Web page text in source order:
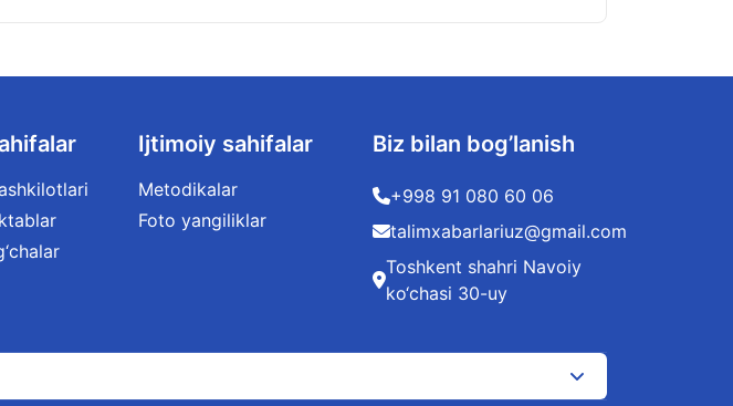
Ijtimoiy sahifalar
Metodikalar
Foto yangiliklar
Biz bilan bog’lanish
+998 91 080 60 06
talimxabarlariuz@gmail.com
Toshkent shahri Navoiy
ko‘chasi 30-uy